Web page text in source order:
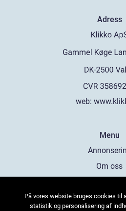
Adress
web:
Menu
Om oss
Kontakta
På vores website bruges cookies til
statistik og personalisering af